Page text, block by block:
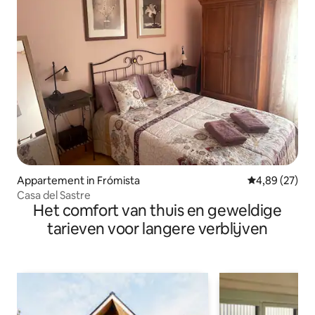
Appartement in Frómista Gemiddelde
4,89 (27)
Casa del Sastre
Het comfort van thuis en geweldige
tarieven voor langere verblijven